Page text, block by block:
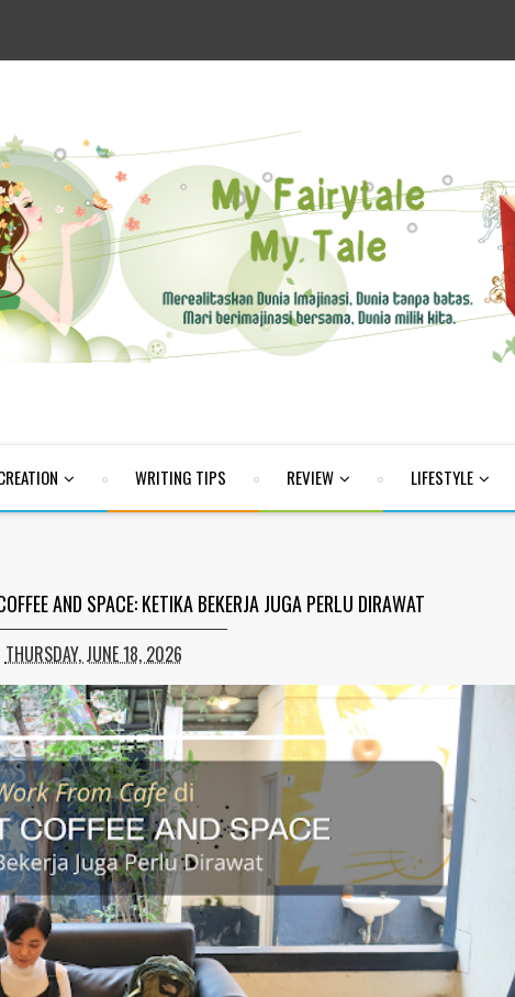
WRITING TIPS REVIEW LIFESTYLE
AND SPACE: KETIKA BEKERJA JUGA PERLU DIRAWAT
THURSDAY, JUNE 18, 2026